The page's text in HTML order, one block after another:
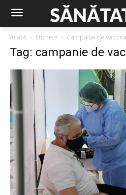
Acasă Etichete Campanie de
Tag: campanie de